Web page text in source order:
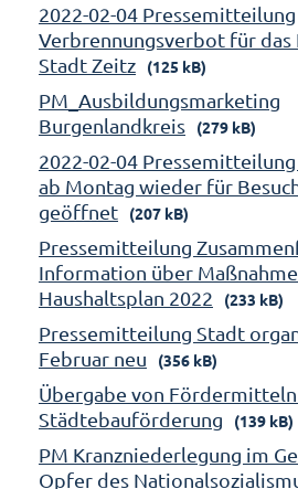
2022-02-04 Pressemitteilung
Verbrennungsverbot für
Stadt Zeitz
(125 kB)
PM_Ausbildungsmarketing
Burgenlandkreis
(279 kB)
2022-02-04
ab Montag wieder für
geöffnet
(207 kB)
Pressemitteilung
Information über
Haushaltsplan 2022
(233 kB)
Pressemitteilung Stadt
Februar neu
(356 kB)
Übergabe von
Städtebauförderung
(139 kB)
PM Kranzniederlegung im
Opfer des